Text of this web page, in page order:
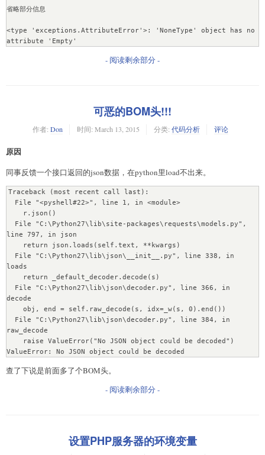
省略部分信息
<type 'exceptions.AttributeError'>: 'NoneType' object has no
attribute 'Empty'
- 阅读剩余部分 -
可恶的BOM头!!!
作者: Don 时间: March 13, 2015 分类: 代码分析 评论
原因
同事反馈一个接口返回的json数据，在python里load不出来。
Traceback (most recent call last):
line 797, in json
loads
decode
raw_decode
ValueError: No JSON object could be decoded
查了下说是前面多了个BOM头。
- 阅读剩余部分 -
设置PHP服务器的环境变量